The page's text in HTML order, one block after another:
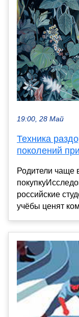
19:00, 28 Май
Техника
поколений
Родители чаще
российские
учёбы ценят